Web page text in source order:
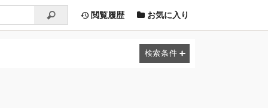
閲覧履歴 お気に入り